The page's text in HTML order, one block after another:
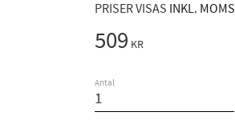
PRISER VISAS INKL. MOMS
509 KR
Antal